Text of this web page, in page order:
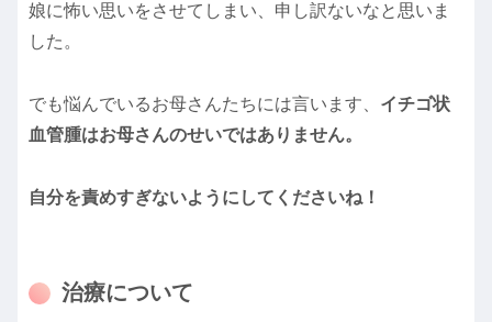
娘に怖い思いをさせてしまい、申し訳ないなと思いま
した。
でも悩んでいるお母さんたちには言います、 イチゴ状
血管腫はお母さんのせいではありません。
自分を責めすぎないようにしてくださいね！
治療について